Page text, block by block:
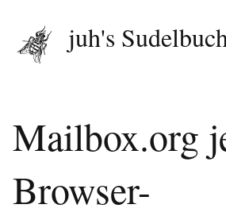
juh's Sudelbuch
Mailbox.org
Browser-